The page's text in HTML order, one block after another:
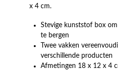
x 4 cm.
Stevige kunststof box
te bergen
Twee vakken
verschillende producten
Afmetingen 18 x 12 x 4